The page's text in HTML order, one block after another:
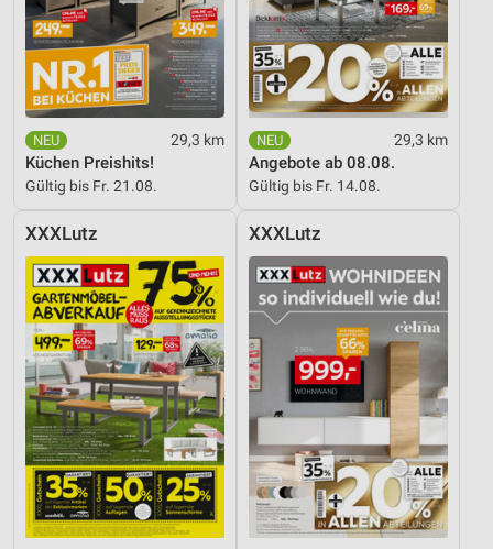
29,3 km
Küchen Preishits!
Gültig bis Fr. 21.08.
29,3 km
Angebote ab 08.08.
Gültig bis Fr. 14.08.
XXXLutz XXXLutz